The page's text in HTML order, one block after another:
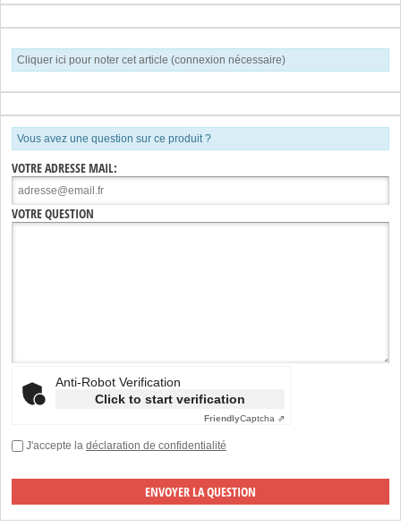
Cliquer ici pour noter cet article (connexion nécessaire)
Vous avez une question sur ce produit ?
VOTRE ADRESSE MAIL:
VOTRE QUESTION
Anti-Robot Verification
Click to start verification
FriendlyCaptcha ⇗
J'accepte la déclaration de confidentialité